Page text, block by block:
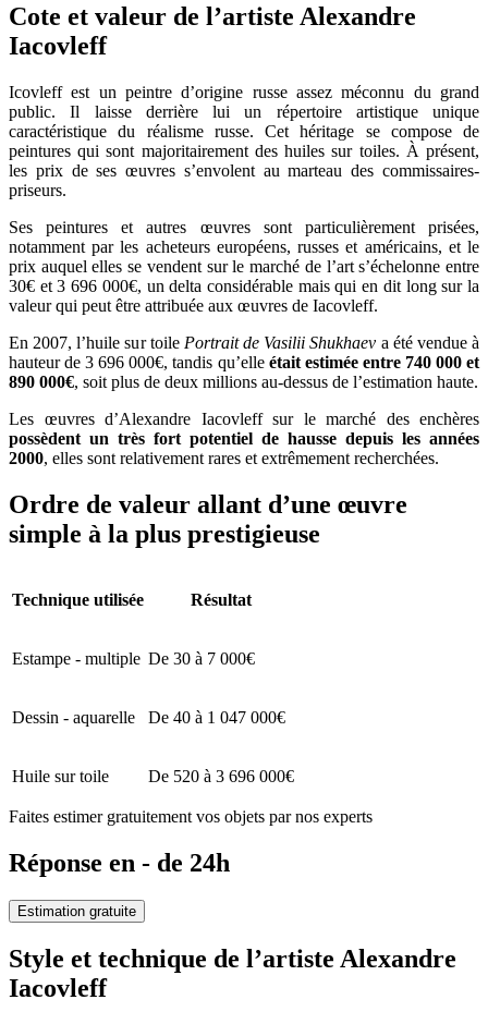
Cote et valeur de l’artiste Alexandre
Iacovleff
Icovleff est un peintre d’origine russe assez méconnu du grand
public. Il laisse derrière lui un répertoire artistique unique
caractéristique du réalisme russe. Cet héritage se compose de
peintures qui sont majoritairement des huiles sur toiles. À présent,
les prix de ses œuvres s’envolent au marteau des commissaires-
priseurs.
Ses peintures et autres œuvres sont particulièrement prisées,
notamment par les acheteurs européens, russes et américains, et le
prix auquel elles se vendent sur le marché de l’art s’échelonne entre
30€ et 3 696 000€, un delta considérable mais qui en dit long sur la
valeur qui peut être attribuée aux œuvres de Iacovleff.
En 2007, l’huile sur toile Portrait de Vasilii Shukhaev a été vendue à
hauteur de 3 696 000€, tandis qu’elle était estimée entre 740 000 et
890 000€, soit plus de deux millions au-dessus de l’estimation haute.
Les œuvres d’Alexandre Iacovleff sur le marché des enchères
possèdent un très fort potentiel de hausse depuis les années
2000, elles sont relativement rares et extrêmement recherchées.
Ordre de valeur allant d’une œuvre
simple à la plus prestigieuse
Technique utilisée Résultat
Estampe - multiple De 30 à 7 000€
Dessin - aquarelle De 40 à 1 047 000€
Huile sur toile De 520 à 3 696 000€
Faites estimer gratuitement vos objets par nos experts
Réponse en - de 24h
Estimation gratuite
Style et technique de l’artiste Alexandre
Iacovleff